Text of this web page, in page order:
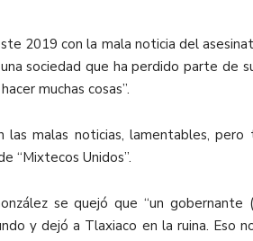
2019 con la mala noticia del
sociedad que ha perdido parte de
muchas cosas”.
las malas noticias, lamentables,
“Mixtecos Unidos”.
se quejó que “un
y dejó a Tlaxiaco en la ruina. Eso